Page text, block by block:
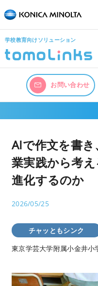
学校教育向けソリューション
お問い合わせ
AIで作文を書
業実践から考
進化するのか
2026/05/25
チャッともシンク
東京学芸大学附属小金井小